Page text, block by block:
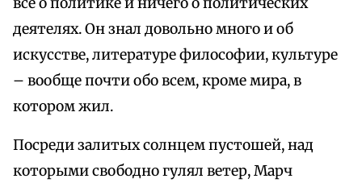
деятелях. Он знал довольно много и об
искусстве, литературе философии, культуре
– вообще почти обо всем, кроме мира, в
котором жил.
Посреди залитых солнцем пустошей, над
которыми свободно гулял ветер, Марч